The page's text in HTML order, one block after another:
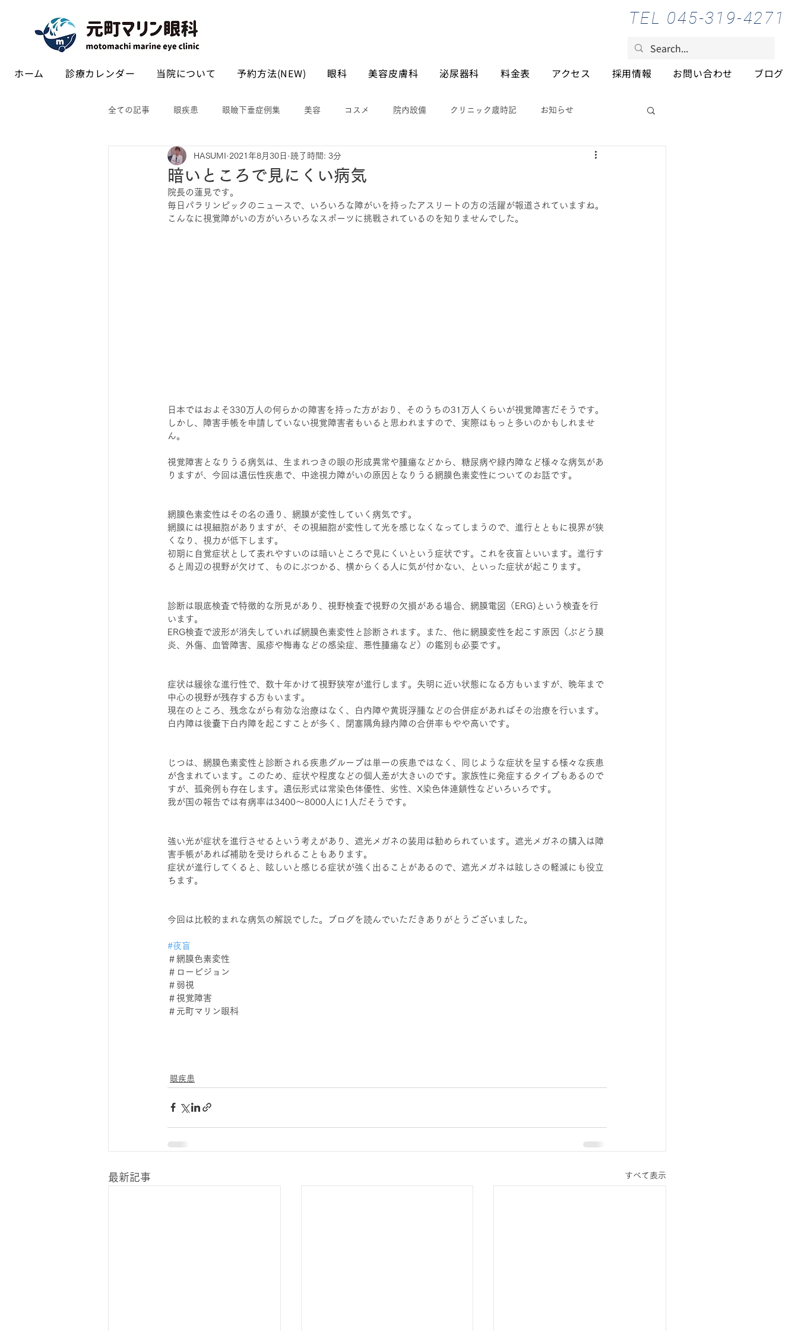
TEL 045-319-4271
ホーム 診療カレンダー 当院について 予約方法(NEW) 眼科 美容皮膚科 泌尿器科 料金表 アクセス 採用情報 お問い合わせ ブログ
全ての記事 眼疾患 眼瞼下垂症例集 美容 コスメ 院内設備 クリニック歳時記 お知らせ
暗いところで見にくい病気
HASUMI 2021年8月30日 読了時間: 3分
院長の蓮見です。
毎日パラリンピックのニュースで、いろいろな障がいを持ったアスリートの方の活躍が報道されていますね。
こんなに視覚障がいの方がいろいろなスポーツに挑戦されているのを知りませんでした。
日本ではおよそ330万人の何らかの障害を持った方がおり、そのうちの31万人くらいが視覚障害だそうです。
しかし、障害手帳を申請していない視覚障害者もいると思われますので、実際はもっと多いのかもしれませ
ん。
視覚障害となりうる病気は、生まれつきの眼の形成異常や腫瘍などから、糖尿病や緑内障など様々な病気があ
りますが、今回は遺伝性疾患で、中途視力障がいの原因となりうる網膜色素変性についてのお話です。
網膜色素変性はその名の通り、網膜が変性していく病気です。
網膜には視細胞がありますが、その視細胞が変性して光を感じなくなってしまうので、進行とともに視界が狭
くなり、視力が低下します。
初期に自覚症状として表れやすいのは暗いところで見にくいという症状です。これを夜盲といいます。進行す
ると周辺の視野が欠けて、ものにぶつかる、横からくる人に気が付かない、といった症状が起こります。
診断は眼底検査で特徴的な所見があり、視野検査で視野の欠損がある場合、網膜電図（ERG)という検査を行
います。
ERG検査で波形が消失していれば網膜色素変性と診断されます。また、他に網膜変性を起こす原因（ぶどう膜
炎、外傷、血管障害、風疹や梅毒などの感染症、悪性腫瘍など）の鑑別も必要です。
症状は緩徐な進行性で、数十年かけて視野狭窄が進行します。失明に近い状態になる方もいますが、晩年まで
中心の視野が残存する方もいます。
現在のところ、残念ながら有効な治療はなく、白内障や黄斑浮腫などの合併症があればその治療を行います。
白内障は後嚢下白内障を起こすことが多く、閉塞隅角緑内障の合併率もやや高いです。
じつは、網膜色素変性と診断される疾患グループは単一の疾患ではなく、同じような症状を呈する様々な疾患
が含まれています。このため、症状や程度などの個人差が大きいのです。家族性に発症するタイプもあるので
すが、孤発例も存在します。遺伝形式は常染色体優性、劣性、X染色体連鎖性などいろいろです。
我が国の報告では有病率は3400～8000人に1人だそうです。
強い光が症状を進行させるという考えがあり、遮光メガネの装用は勧められています。遮光メガネの購入は障
害手帳があれば補助を受けられることもあります。
症状が進行してくると、眩しいと感じる症状が強く出ることがあるので、遮光メガネは眩しさの軽減にも役立
ちます。
今回は比較的まれな病気の解説でした。ブログを読んでいただきありがとうございました。
#夜盲
＃網膜色素変性
＃ロービジョン
＃弱視
＃視覚障害
＃元町マリン眼科
眼疾患
最新記事 すべて表示